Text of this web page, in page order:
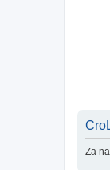
Za